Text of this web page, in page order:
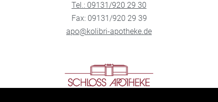
Tel.: 09131/920 29 30
Fax: 09131/920 29 39
apo@kolibri-apotheke.de